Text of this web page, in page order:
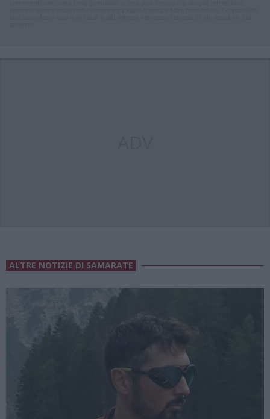
ALTRE NOTIZIE DI SAMARATE